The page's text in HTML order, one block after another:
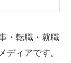
・転職・就職
ディアです。